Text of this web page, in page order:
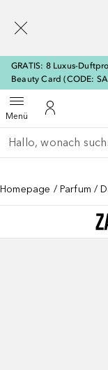
GRATIS: 8 Luxus-
Beauty Card (CODE:
MenüMenü öffnenZu Meinem
Gehe zurück
Suche ausführen
Homepage Parfum